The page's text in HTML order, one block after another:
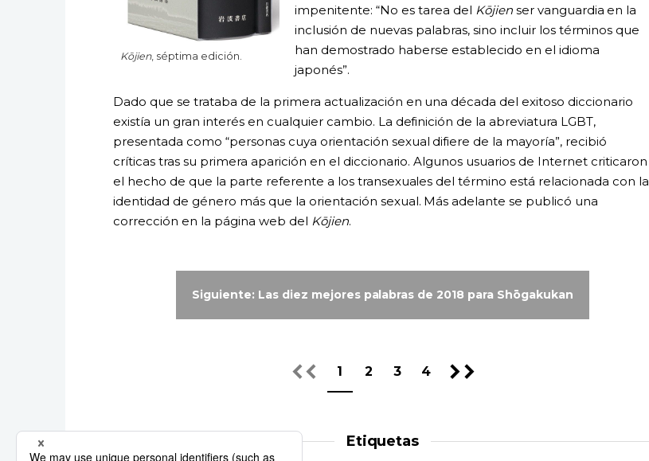
Kōjien, séptima edición.
impenitente: “No es tarea del Kōjienser vanguardia en la
inclusión de nuevas palabras, sino incluir los términos que
han demostrado haberse establecido en el idioma
japonés”.
Dado que se trataba de la primera actualización en una década del exitoso diccionario
existía un gran interés en cualquier cambio. La definición de la abreviatura LGBT,
presentada como “personas cuya orientación sexual difiere de la mayoría”, recibió
críticas tras su primera aparición en el diccionario. Algunos usuarios de Internet criticaron
el hecho de que la parte referente a los transexuales del término está relacionada con la
identidad de género más que la orientación sexual. Más adelante se publicó una
corrección en la página web del Kōjien.
Siguiente: Las diez mejores palabras de 2018 para Shōgakukan
1 2 3 4
Etiquetas